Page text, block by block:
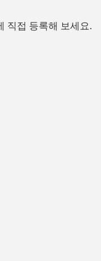
직접 등록해 보세요.